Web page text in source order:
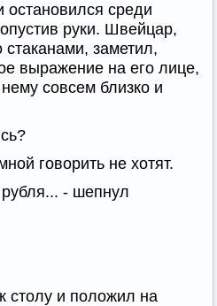
среди
руки. Швейцар,
заметил,
выражение на его лице,
совсем близко и
говорить не хотят.
- шепнул
столу и положил на